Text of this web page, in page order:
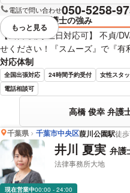
電話で問い合わせ050-5258-
弁護士の強み
【当日/夜間/土日対応可】 不貞/
せください！『スムーズ』で『有
対応体制
全国出張対応 24時間予約受付 女性スタ
電話相談可
高橋 俊幸 弁護
視覚的に省略されている要素を
もっと見る
千葉県 千葉市中央区葭川公園駅徒
井川 夏実 弁護
法律事務所大地
現在営業中00:00 - 24:00